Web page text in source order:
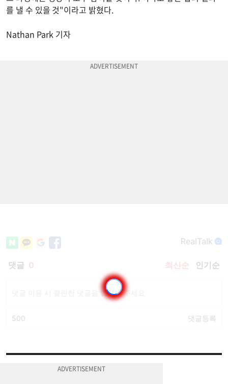
를 낼 수 있을 것"이라고 밝혔다.
Nathan Park 기자